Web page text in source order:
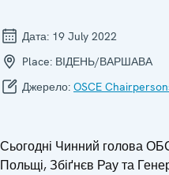
Дата: 19 July 2022
Place: ВІДЕНЬ/ВАРШАВА
Джерело: OSCE
Сьогодні Чинний голова
Польщі, Збіґнєв Рау та